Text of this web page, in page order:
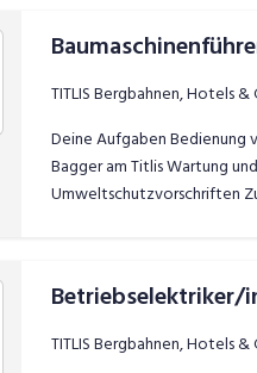
TITLIS Bergbahnen, Hotels
Deine Aufgaben Bedienung
Bagger am Titlis Wartung
Umweltschutzvorschriften
TITLIS Bergbahnen, Hotels